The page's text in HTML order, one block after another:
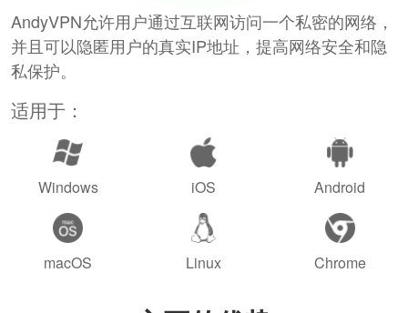
AndyVPN允许用户通过互联网访问一个私密的网络，
并且可以隐匿用户的真实IP地址，提高网络安全和隐
私保护。
适用于：
Windows iOS Android
macOS Linux Chrome